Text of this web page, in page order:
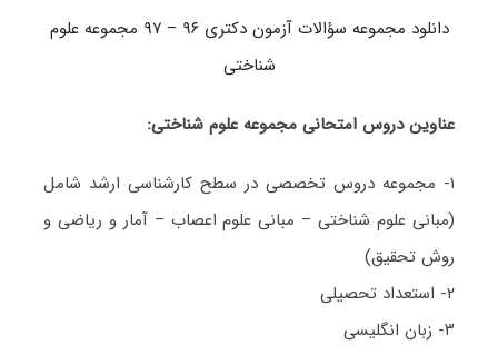
دانلود مجموعه سؤالات آزمون دکتری ۹۶ – ۹۷ مجموعه علوم
شناختی
عناوین دروس امتحانی مجموعه علوم شناختی:
۱- مجموعه دروس تخصصی در سطح کارشناسی ارشد شامل
(مبانی علوم شناختی – مبانی علوم اعصاب – آمار و ریاضی و
روش تحقیق)
۲- استعداد تحصیلی
۳- زبان انگلیسی